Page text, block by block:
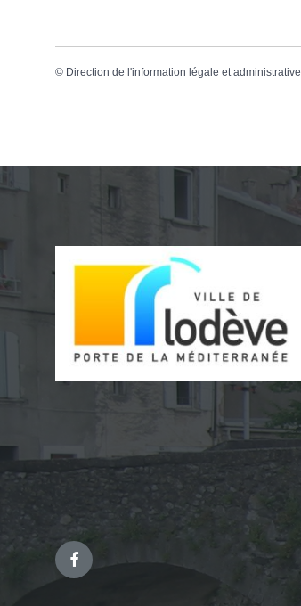
© Direction de l'information légale et administrative
Facebook